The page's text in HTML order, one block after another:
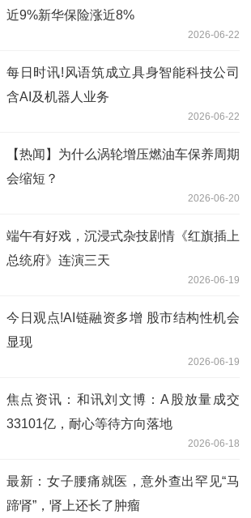
近9%新华保险涨近8%
2026-06-22
每日时讯!风语筑成立具身智能科技公司
含AI及机器人业务
2026-06-22
【热闻】为什么涡轮增压燃油车保养周期
会缩短？
2026-06-20
端午有好戏，沉浸式杂技剧情《红旗插上
总统府》连演三天
2026-06-19
今日观点!AI链融资多增 股市结构性机会
显现
2026-06-19
焦点资讯：和讯刘文博：A股放量成交
33101亿，耐心等待方向落地
2026-06-18
最新：女子腰痛就医，意外查出罕见“马
蹄肾”，肾上还长了肿瘤